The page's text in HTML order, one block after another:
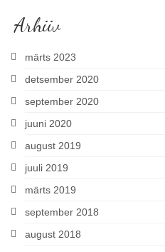
Arhiiv
märts 2023
detsember 2020
september 2020
juuni 2020
august 2019
juuli 2019
märts 2019
september 2018
august 2018